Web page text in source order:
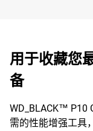
用于收藏您
备
WD_BLACK™ P10
需的性能增强工具